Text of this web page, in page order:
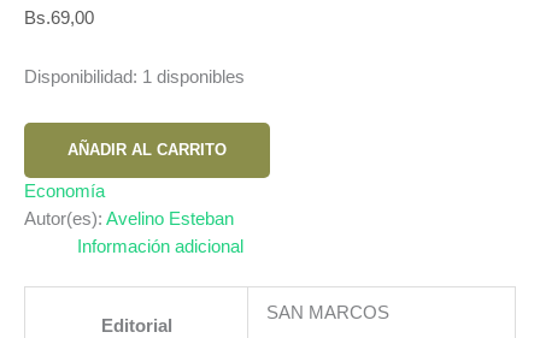
Bs.69,00
Disponibilidad: 1 disponibles
MANUAL
CALCULO
DE
INTERESES
AÑADIR AL CARRITO
Economía
Autor(es): Avelino Esteban
Información adicional
Editorial
SAN MARCOS